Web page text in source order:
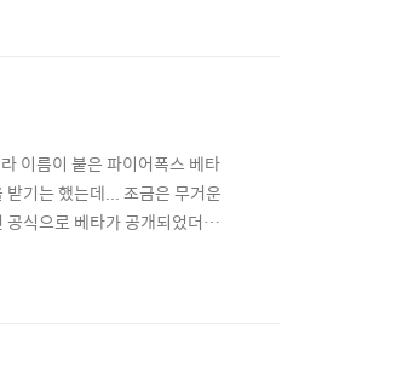
이름이 붙은 파이어폭스 베타
기는 했는데... 조금은 무거운
식으로 베타가 공개되었더군
용 Firefox 베타 다운받는 곳